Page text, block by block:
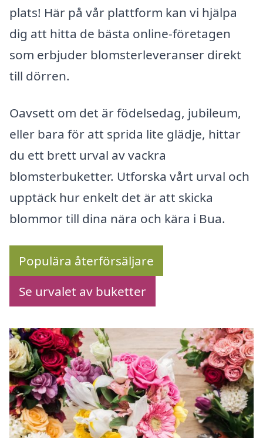
plats! Här på vår plattform kan vi hjälpa
dig att hitta de bästa online-företagen
som erbjuder blomsterleveranser direkt
till dörren.
Oavsett om det är födelsedag, jubileum,
eller bara för att sprida lite glädje, hittar
du ett brett urval av vackra
blomsterbuketter. Utforska vårt urval och
upptäck hur enkelt det är att skicka
blommor till dina nära och kära i Bua.
Populära återförsäljare
Se urvalet av buketter